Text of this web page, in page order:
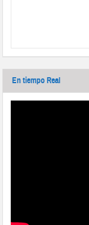
En tiempo Real